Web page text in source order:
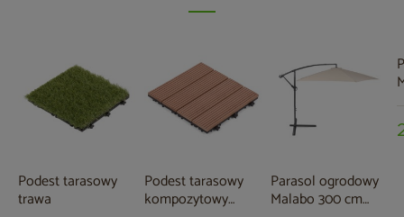
Podest tarasowy
trawa
Podest tarasowy
kompozytowy
Parasol ogrodowy
Malabo 300 cm